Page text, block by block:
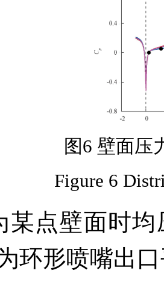
图6 壁面压
Figure 6
某点壁面时均
环形喷嘴出